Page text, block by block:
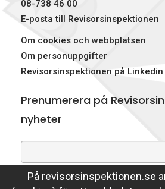
På revisorsinspektionen.se
08-738 46 00
E-posta till Revisorsinspektionen
Om cookies och webbplatsen
Om personuppgifter
Revisorsinspektionen på Linkedin
Prenumerera på
nyheter
Genom att prenumerera på